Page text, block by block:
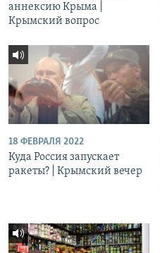
аннексию Крыма |
Крымский вопрос
18 ФЕВРАЛЯ 2022
Куда Россия запускает
ракеты? | Крымский вечер